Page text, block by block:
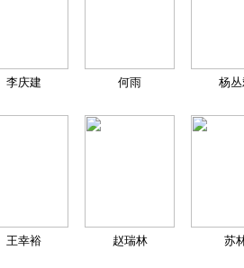
李庆建 何雨 杨丛
王幸裕 赵瑞林 苏